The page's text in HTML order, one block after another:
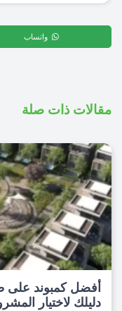
واتساب
مقالات ذات صلة
أفضل كمبوند على
دليلك لاختيار